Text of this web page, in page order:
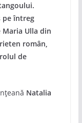
pe întreg
Ulla din
român,
de
Natalia